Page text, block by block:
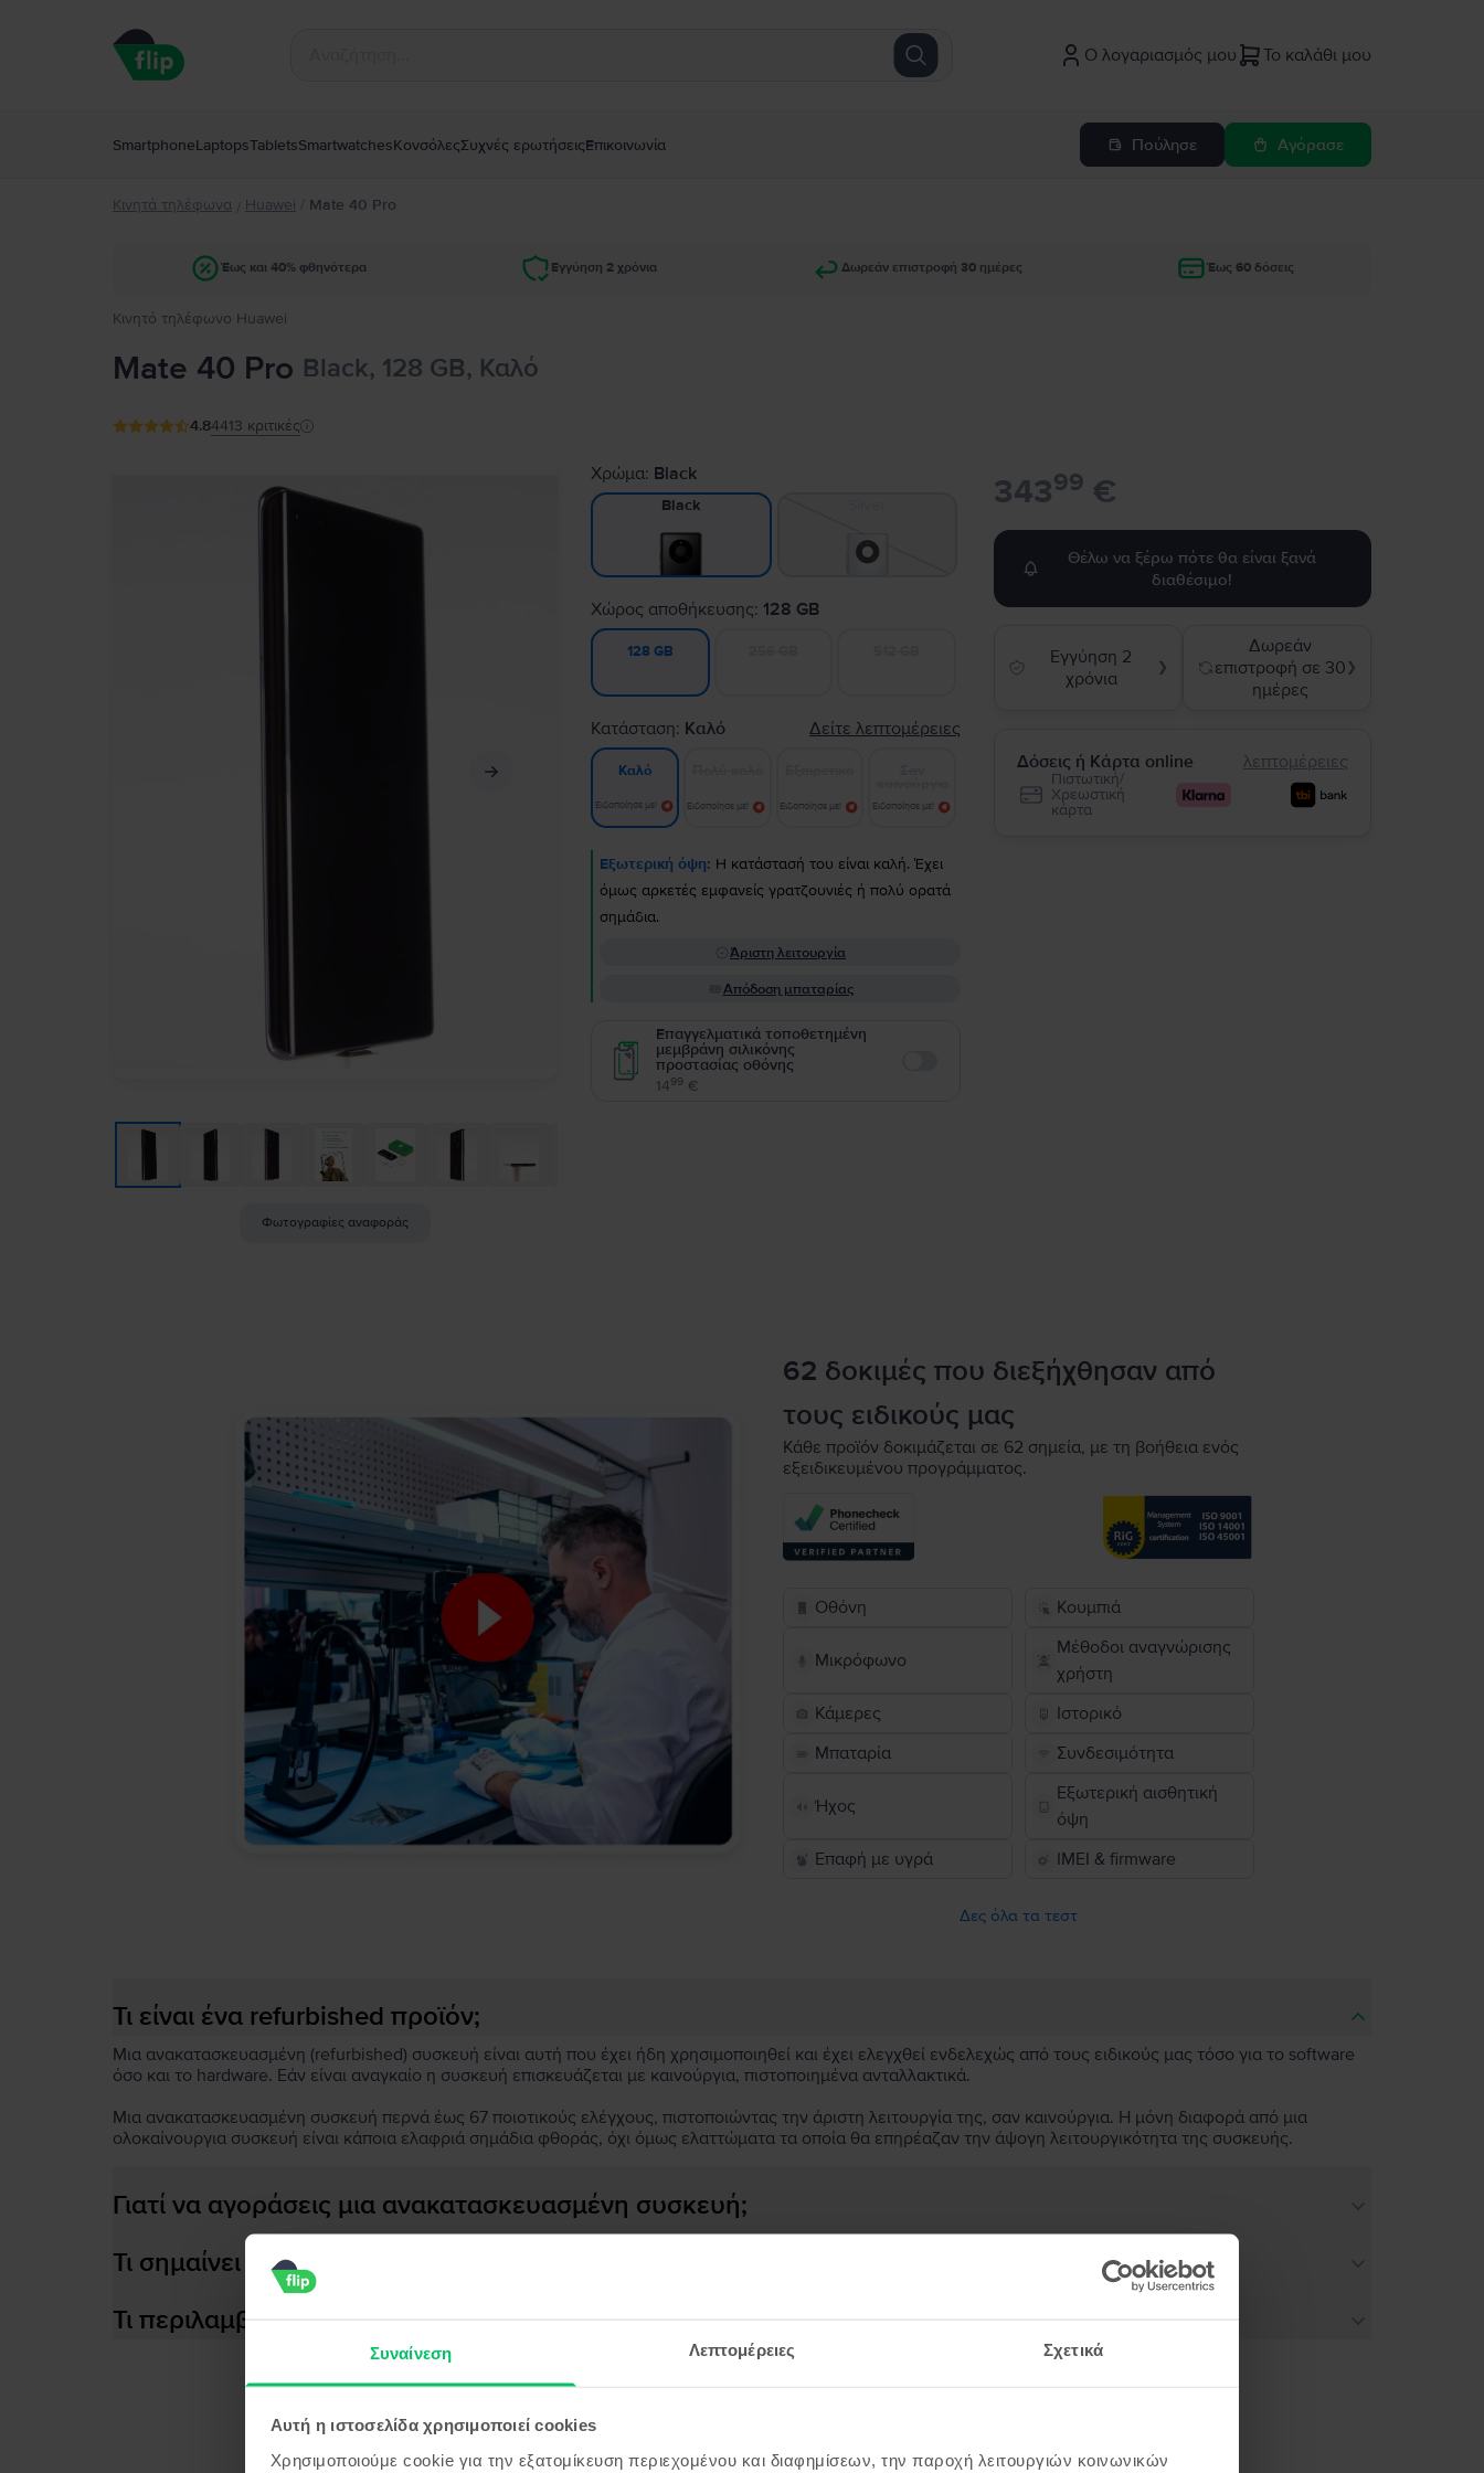
Συναίνεση Λεπτομέρειες Σχετικά
Αυτή η ιστοσελίδα χρησιμοποιεί cookies
Χρησιμοποιούμε cookie για την εξατομίκευση περιεχομένου και διαφημίσεων, την παροχή λειτουργιών κοινωνικών
Ο λογαριασμός μου Το καλάθι μου
SmartphoneLaptopsTabletsSmartwatchesΚονσόλεςΣυχνές ερωτήσειςΕπικοινωνία Πούλησε Αγόρασε
Κινητά τηλέφωνα / Huawei / Mate 40 Pro
Έως και 40% φθηνότερα Εγγύηση 2 χρόνια Δωρεάν επιστροφή 30 ημέρες Έως 60 δόσεις
Κινητό τηλέφωνο Huawei
Mate 40 Pro Black, 128 GB, Καλό
4.84413 κριτικές
Φωτογραφίες αναφοράς
Χρώμα: Black
Black
Χώρος αποθήκευσης: 128 GB
128 GB
Κατάσταση: Καλό Δείτε λεπτομέρειες
Καλό
Ειδοποίησε με! Ειδοποίησε με! Ειδοποίησε με! Ειδοποίησε με!
Εξωτερική όψη: Η κατάστασή του είναι καλή. Έχει
όμως αρκετές εμφανείς γρατζουνιές ή πολύ ορατά
σημάδια.
Άριστη λειτουργία
Απόδοση μπαταρίας
Επαγγελματικά τοποθετημένη
μεμβράνη σιλικόνης
προστασίας οθόνης
1499 €
34399 €
Θέλω να ξέρω πότε θα είναι ξανά
διαθέσιμο!
Εγγύηση 2
χρόνια
❯
Δωρεάν
επιστροφή σε 30
ημέρες
❯
Δόσεις ή Κάρτα online λεπτομέρειες
Πιστωτική/
Χρεωστική
κάρτα
62 δοκιμές που διεξήχθησαν από
τους ειδικούς μας
Κάθε προϊόν δοκιμάζεται σε 62 σημεία, με τη βοήθεια ενός
εξειδικευμένου προγράμματος.
Οθόνη Κουμπιά
Μικρόφωνο
Μέθοδοι αναγνώρισης
χρήστη
Κάμερες
Ιστορικό
Μπαταρία
Συνδεσιμότητα
Ήχος
Εξωτερική αισθητική
όψη
Επαφή με υγρά
IMEI & firmware
Δες όλα τα τεστ
Τι είναι ένα refurbished προϊόν;
Μια ανακατασκευασμένη (refurbished) συσκευή είναι αυτή που έχει ήδη χρησιμοποιηθεί και έχει ελεγχθεί ενδελεχώς από τους ειδικούς μας τόσο για το software
όσο και το hardware. Εάν είναι αναγκαίο η συσκευή επισκευάζεται με καινούργια, πιστοποιημένα ανταλλακτικά.
Μια ανακατασκευασμένη συσκευή περνά έως 67 ποιοτικούς ελέγχους, πιστοποιώντας την άριστη λειτουργία της, σαν καινούργια. Η μόνη διαφορά από μια
ολοκαίνουργια συσκευή είναι κάποια ελαφριά σημάδια φθοράς, όχι όμως ελαττώματα τα οποία θα επηρέαζαν την άψογη λειτουργικότητα της συσκευής.
Γιατί να αγοράσεις μια ανακατασκευασμένη συσκευή;
Τι σημαίνει αποδοτική μπαταρία;
Τι περιλαμβάνεται στο κουτί της συσκευής;
Προϊόντα παρόμοια με την αναζήτησή σου